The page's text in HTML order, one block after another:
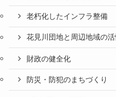
老朽化したインフラ整備
花見川団地と周辺地域の
財政の健全化
防災・防犯のまちづくり